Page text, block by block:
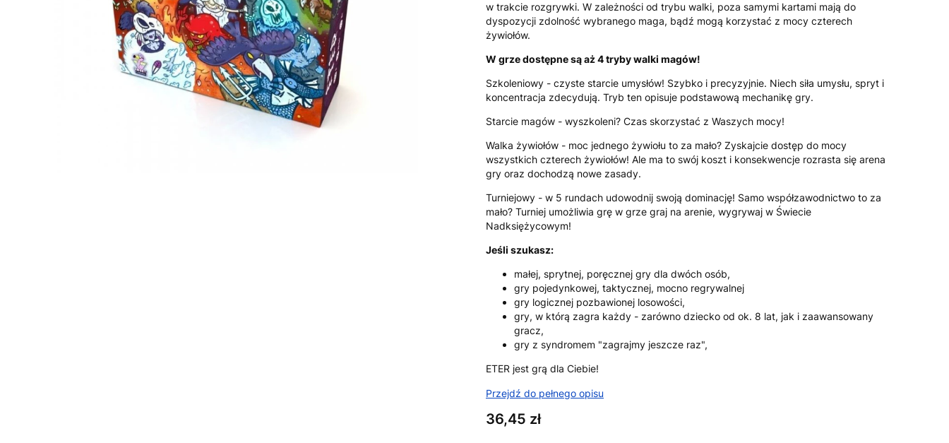
w trakcie rozgrywki. W zależności od trybu walki, poza samymi kartami mają do
dyspozycji zdolność wybranego maga, bądź mogą korzystać z mocy czterech
żywiołów.
W grze dostępne są aż 4 tryby walki magów!
Szkoleniowy - czyste starcie umysłów! Szybko i precyzyjnie. Niech siła umysłu, spryt i
koncentracja zdecydują. Tryb ten opisuje podstawową mechanikę gry.
Starcie magów - wyszkoleni? Czas skorzystać z Waszych mocy!
Walka żywiołów - moc jednego żywiołu to za mało? Zyskajcie dostęp do mocy
wszystkich czterech żywiołów! Ale ma to swój koszt i konsekwencje rozrasta się arena
gry oraz dochodzą nowe zasady.
Turniejowy - w 5 rundach udowodnij swoją dominację! Samo współzawodnictwo to za
mało? Turniej umożliwia grę w grze graj na arenie, wygrywaj w Świecie
Nadksiężycowym!
Jeśli szukasz:
małej, sprytnej, poręcznej gry dla dwóch osób,
gry pojedynkowej, taktycznej, mocno regrywalnej
gry logicznej pozbawionej losowości,
gry, w którą zagra każdy - zarówno dziecko od ok. 8 lat, jak i zaawansowany
gracz,
gry z syndromem "zagrajmy jeszcze raz",
ETER jest grą dla Ciebie!
Przejdź do pełnego opisu
Cena
36,45 zł